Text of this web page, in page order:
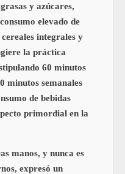
y azúcares,
elevado de
integrales y
la práctica
60 minutos
minutos semanales
de bebidas
primordial en la
manos, y nunca es
expresó un